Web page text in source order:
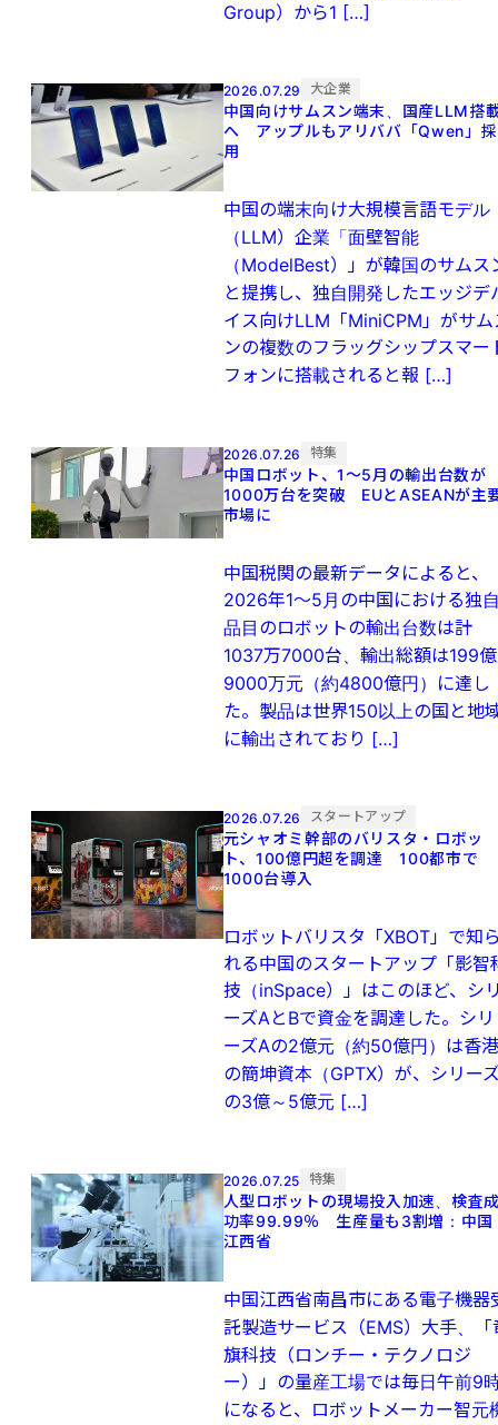
Group）から1 […]
2026.07.29 大企業
中国向けサムスン端末、国産LLM搭
へ アップルもアリババ「Qwen」採
用
中国の端末向け大規模言語モデル
（LLM）企業「面壁智能
（ModelBest）」が韓国のサムス
と提携し、独自開発したエッジデ
イス向けLLM「MiniCPM」がサム
ンの複数のフラッグシップスマー
フォンに搭載されると報 […]
2026.07.26 特集
中国ロボット、1～5月の輸出台数が
1000万台を突破 EUとASEANが主
市場に
中国税関の最新データによると、
2026年1～5月の中国における独
品目のロボットの輸出台数は計
1037万7000台、輸出総額は199億
9000万元（約4800億円）に達し
た。製品は世界150以上の国と地
に輸出されており […]
2026.07.26 スタートアップ
元シャオミ幹部のバリスタ・ロボッ
ト、100億円超を調達 100都市で
1000台導入
ロボットバリスタ「XBOT」で知
れる中国のスタートアップ「影智
技（inSpace）」はこのほど、シ
ーズAとBで資金を調達した。シリ
ーズAの2億元（約50億円）は香港
の簡坤資本（GPTX）が、シリー
の3億～5億元 […]
2026.07.25 特集
人型ロボットの現場投入加速、検査
功率99.99％ 生産量も3割増：中国
江西省
中国江西省南昌市にある電子機器
託製造サービス（EMS）大手、「
旗科技（ロンチー・テクノロジ
ー）」の量産工場では毎日午前9
になると、ロボットメーカー智元